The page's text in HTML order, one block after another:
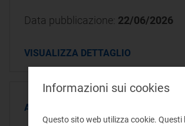
Data pubblicazione: 22/06/2026
VISUALIZZA DETTAGLIO
AFFIDAMENTI DIRETTI
Informazioni sui cookies
Questo sito web utilizza cookie. Questi